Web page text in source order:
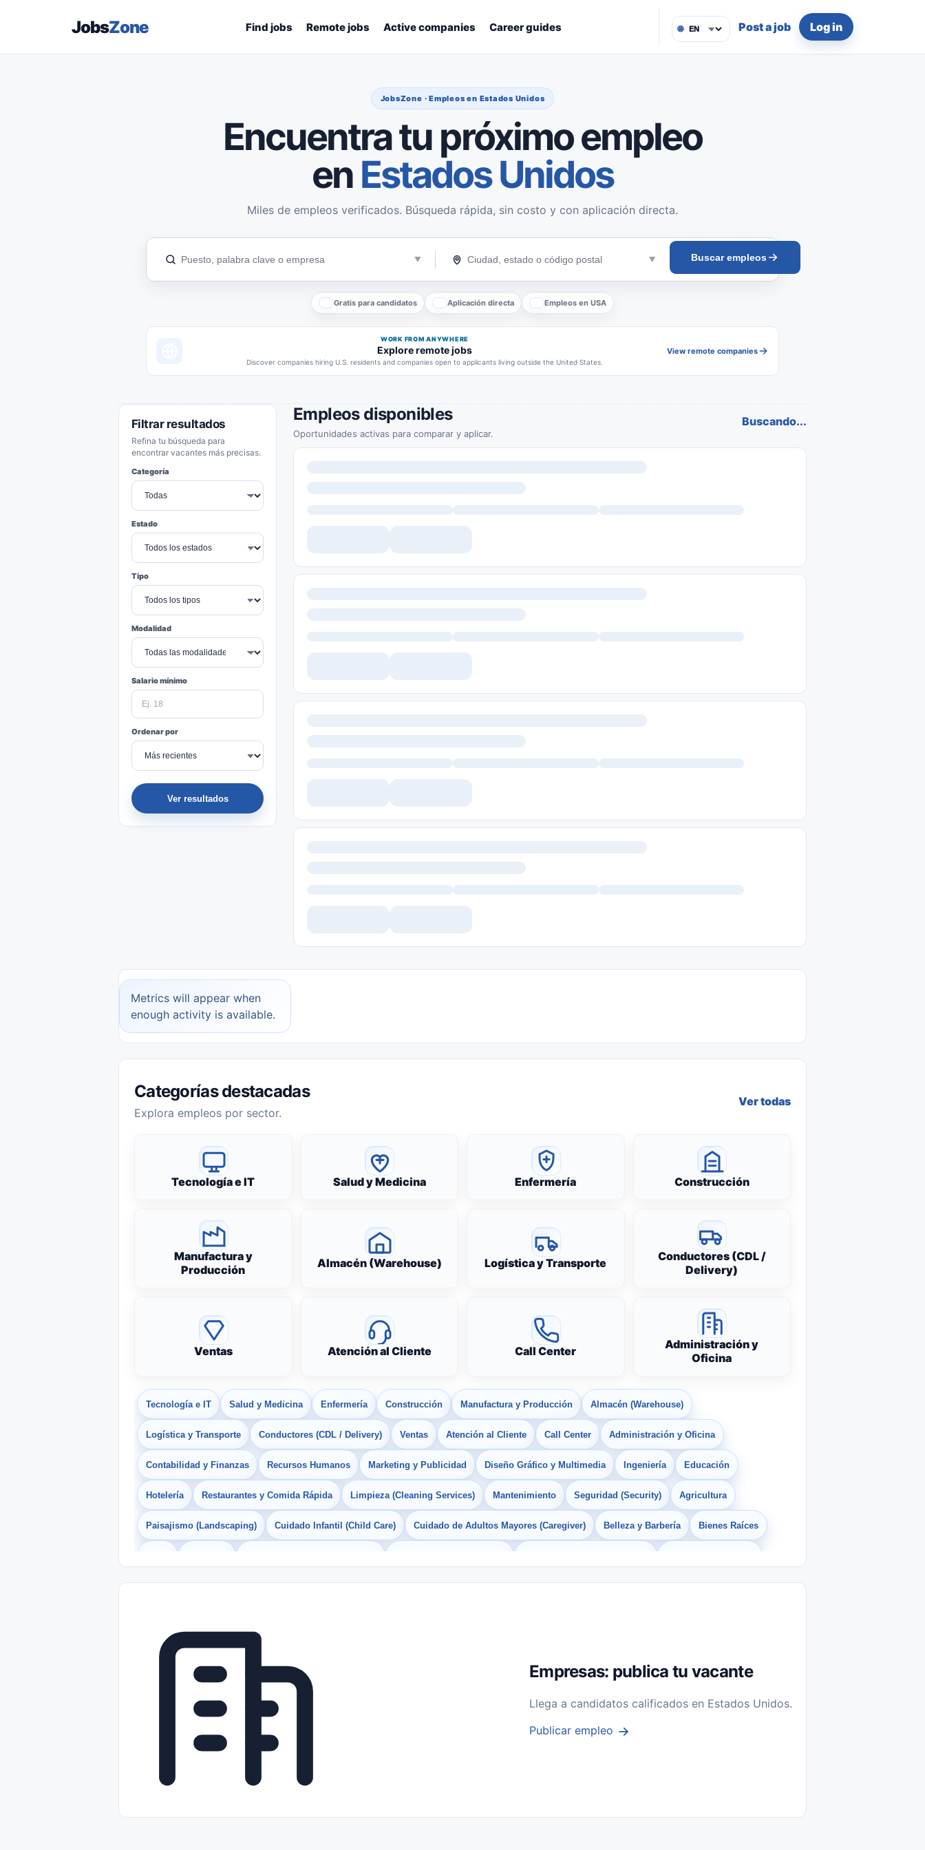
JobsZone Find jobs Remote jobs Active companies Career guides 🌐 Post a job Log in
JobsZone · Empleos en Estados Unidos
Encuentra tu próximo empleo
en Estados Unidos
Miles de empleos verificados. Búsqueda rápida, sin costo y con aplicación directa.
Buscar empleos
Gratis para candidatos Aplicación directa Empleos en USA
WORK FROM ANYWHERE
Explore remote jobs
Discover companies hiring U.S. residents and companies open to applicants living outside the United States.
View remote companies
Filtrar resultados
Refina tu búsqueda para
encontrar vacantes más precisas.
Categoría
Estado
Tipo
Modalidad
Salario mínimo
Ordenar por
Ver resultados
Empleos disponibles
Oportunidades activas para comparar y aplicar.
Buscando...
Metrics will appear when
enough activity is available.
Categorías destacadas
Explora empleos por sector.
Ver todas
Tecnología e IT Salud y Medicina Enfermería Construcción
Manufactura y
Producción
Almacén (Warehouse) Logística y Transporte
Conductores (CDL /
Delivery)
Ventas Atención al Cliente Call Center
Administración y
Oficina
Tecnología e IT Salud y Medicina Enfermería Construcción Manufactura y Producción Almacén (Warehouse)
Logística y Transporte Conductores (CDL / Delivery) Ventas Atención al Cliente Call Center Administración y Oficina
Contabilidad y Finanzas Recursos Humanos Marketing y Publicidad Diseño Gráfico y Multimedia Ingeniería Educación
Hotelería Restaurantes y Comida Rápida Limpieza (Cleaning Services) Mantenimiento Seguridad (Security) Agricultura
Paisajismo (Landscaping) Cuidado Infantil (Child Care) Cuidado de Adultos Mayores (Caregiver) Belleza y Barbería Bienes Raíces
Freelance Prácticas (Internships) Empleos para Estudiantes Empleos Bilingües (English/Spanish) Sin Experiencia
Telecomunicaciones
Empresas: publica tu vacante
Llega a candidatos calificados en Estados Unidos.
Publicar empleo